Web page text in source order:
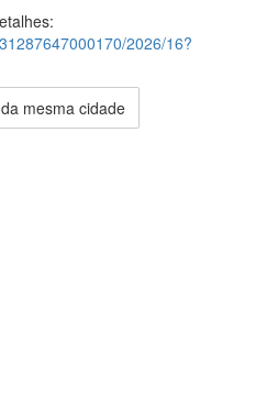
2026/16?
mesma cidade